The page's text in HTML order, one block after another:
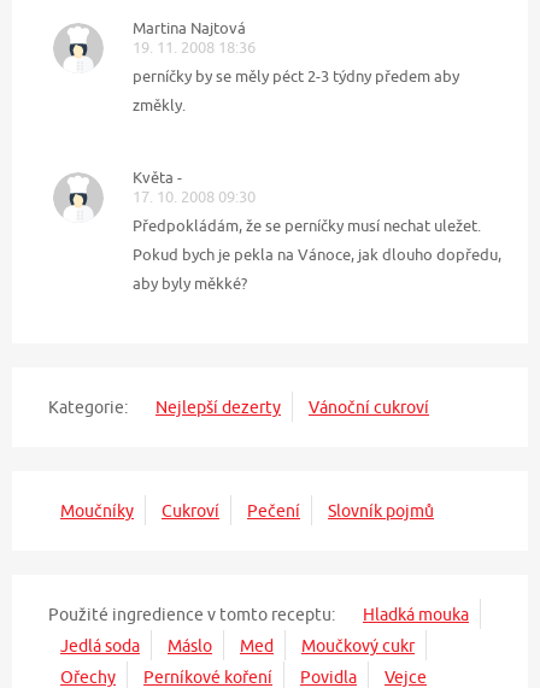
Martina Najtová
19. 11. 2008 18:36
perníčky by se měly péct 2-3 týdny předem aby
změkly.
Květa -
17. 10. 2008 09:30
Předpokládám, že se perníčky musí nechat uležet.
Pokud bych je pekla na Vánoce, jak dlouho dopředu,
aby byly měkké?
Kategorie: Nejlepší dezerty Vánoční cukroví
Moučníky Cukroví Pečení Slovník pojmů
Použité ingredience v tomto receptu:
Hladká mouka
Jedlá soda
Máslo Med
Moučkový cukr
Ořechy
Perníkové koření Povidla Vejce